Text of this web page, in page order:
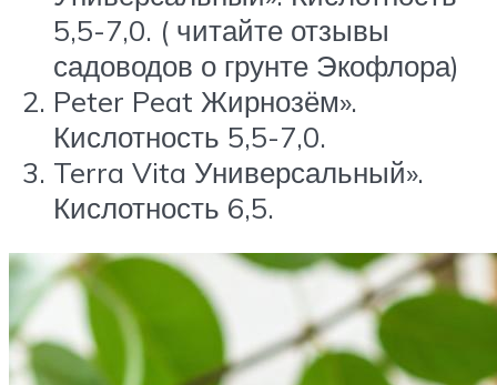
5,5-7,0. ( читайте отзывы
садоводов о грунте Экофлора)
Peter Peat Жирнозём».
Кислотность 5,5-7,0.
Terra Vita Универсальный».
Кислотность 6,5.